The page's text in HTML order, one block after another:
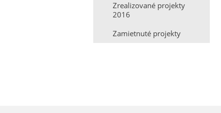
Zrealizované projekty
2016
Zamietnuté projekty